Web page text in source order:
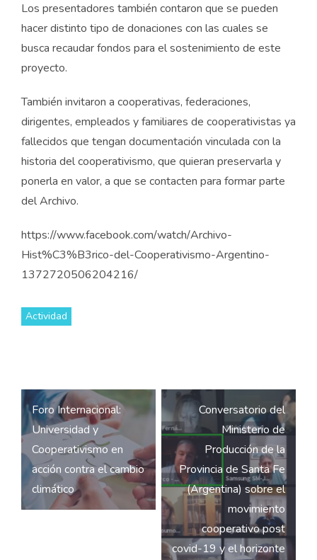
Los presentadores también contaron que se pueden
hacer distinto tipo de donaciones con las cuales se
busca recaudar fondos para el sostenimiento de este
proyecto.
También invitaron a cooperativas, federaciones,
dirigentes, empleados y familiares de cooperativistas ya
fallecidos que tengan documentación vinculada con la
historia del cooperativismo, que quieran preservarla y
ponerla en valor, a que se contacten para formar parte
del Archivo.
https://www.facebook.com/watch/Archivo-
Hist%C3%B3rico-del-Cooperativismo-Argentino-
1372720506204216/
Actividad
Navegación
de
entradas
Foro Internacional:
Universidad y
Cooperativismo en
acción contra el cambio
climático
Conversatorio del
Ministerio de
Producción de la
Provincia de Santa Fe
(Argentina) sobre el
movimiento
cooperativo post
covid-19 y el horizonte